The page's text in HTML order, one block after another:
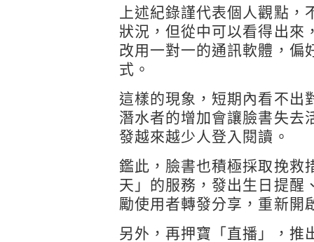
上述紀錄謹代表個人觀點
狀況，但從中可以看得出來
改用一對一的通訊軟體，偏
式。
這樣的現象，短期內看不出
潛水者的增加會讓臉書失去
發越來越少人登入閱讀。
鑑此，臉書也積極採取挽救
天」的服務，發出生日提醒
勵使用者轉發分享，重新開
另外，再押寶「直播」，推